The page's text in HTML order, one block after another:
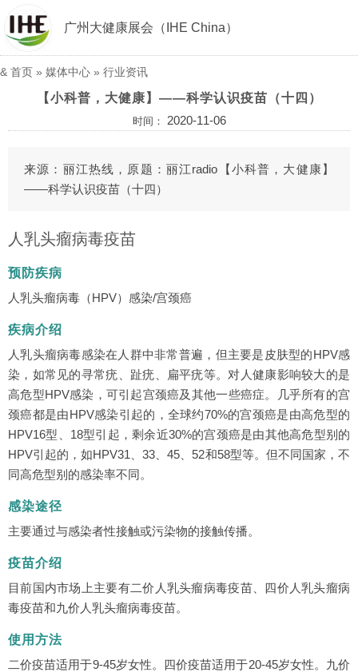
广州大健康展会（IHE China）
& 首页 » 媒体中心 » 行业资讯
【小科普，大健康】——科学认识疫苗（十四）
时间： 2020-11-06
来源：丽江热线，原题：丽江radio【小科普，大健康】
——科学认识疫苗（十四）
人乳头瘤病毒疫苗
预防疾病
人乳头瘤病毒（HPV）感染/宫颈癌
疾病介绍
人乳头瘤病毒感染在人群中非常普遍，但主要是皮肤型的HPV感
染，如常见的寻常疣、趾疣、扁平疣等。对人健康影响较大的是
高危型HPV感染，可引起宫颈癌及其他一些癌症。几乎所有的宫
颈癌都是由HPV感染引起的，全球约70%的宫颈癌是由高危型的
HPV16型、18型引起，剩余近30%的宫颈癌是由其他高危型别的
HPV引起的，如HPV31、33、45、52和58型等。但不同国家，不
同高危型别的感染率不同。
感染途径
主要通过与感染者性接触或污染物的接触传播。
疫苗介绍
目前国内市场上主要有二价人乳头瘤病毒疫苗、四价人乳头瘤病
毒疫苗和九价人乳头瘤病毒疫苗。
使用方法
二价疫苗适用于9-45岁女性。四价疫苗适用于20-45岁女性。九价